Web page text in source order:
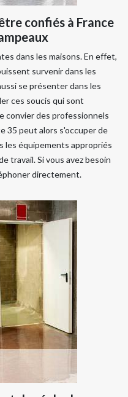
confiés à France
dans les maisons. En effet,
survenir dans les
se présenter dans les
ces soucis qui sont
convier des professionnels
35 peut alors s'occuper de
les équipements appropriés
travail. Si vous avez besoin
directement.